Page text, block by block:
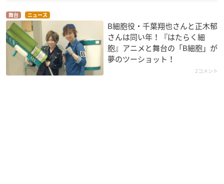
舞台 ニュース
B細胞役・千葉翔也さんと正木郁
さんは同い年！『はたらく細
胞』アニメと舞台の「B細胞」が
夢のツーショット！
2コメント